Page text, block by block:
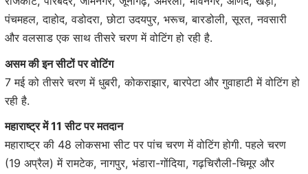
पंचमहल, दाहोद, वडोदरा, छोटा उदयपुर, भरूच, बारडोली, सूरत, नवसारी
और वलसाड एक साथ तीसरे चरण में वोटिंग हो रही है.
असम की इन सीटों पर वोटिंग
7 मई को तीसरे चरण में धुबरी, कोकराझार, बारपेटा और गुवाहाटी में वोटिंग हो
रही है.
महाराष्ट्र में 11 सीट पर मतदान
महाराष्ट्र की 48 लोकसभा सीट पर पांच चरण में वोटिंग होगी. पहले चरण
(19 अप्रैल) में रामटेक, नागपुर, भंडारा-गोंदिया, गढ़चिरौली-चिमूर और